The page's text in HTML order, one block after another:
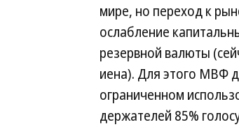
мире, но переход к
ослабление
резервной валюты
иена). Для этого МВФ
ограниченном
держателей 85%